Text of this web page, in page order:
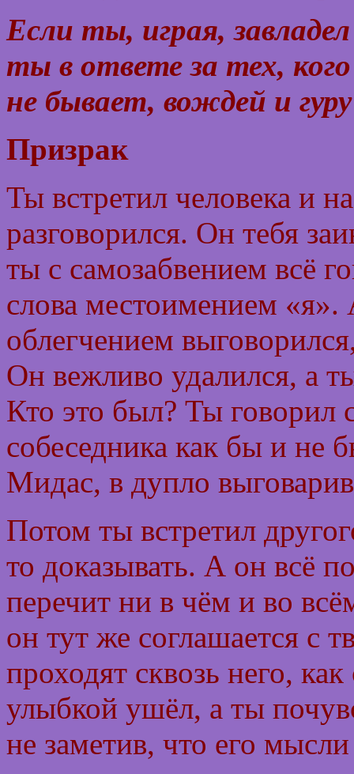
Если ты, играя,
ты в ответе за тех,
не бывает, вождей и
Призрак
Ты встретил человека и
разговорился. Он тебя
ты с самозабвением всё
слова местоимением
облегчением
Он вежливо удалился, а
Кто это был? Ты говорил
собеседника как бы и не
Мидас, в дупло
Потом ты встретил
то доказывать. А он всё
перечит ни в чём и во
он тут же соглашается с
проходят сквозь него,
улыбкой ушёл, а ты
не заметив, что его